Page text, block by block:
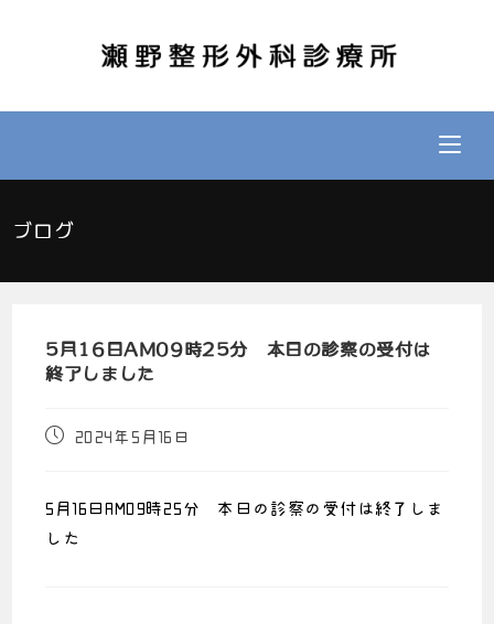
ブログ
5月16日AM09時25分 本日の診察の受付は
終了しました
2024年5月16日
5月16日AM09時25分 本日の診察の受付は終了しま
した